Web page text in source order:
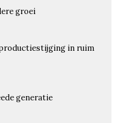
groei
in ruim
generatie